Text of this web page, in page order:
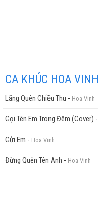
CA KHÚC HOA VINH
Lãng Quên Chiều Thu - Hoa Vinh
Gọi Tên Em Trong Đêm (Cover) -
Gửi Em - Hoa Vinh
Đừng Quên Tên Anh - Hoa Vinh